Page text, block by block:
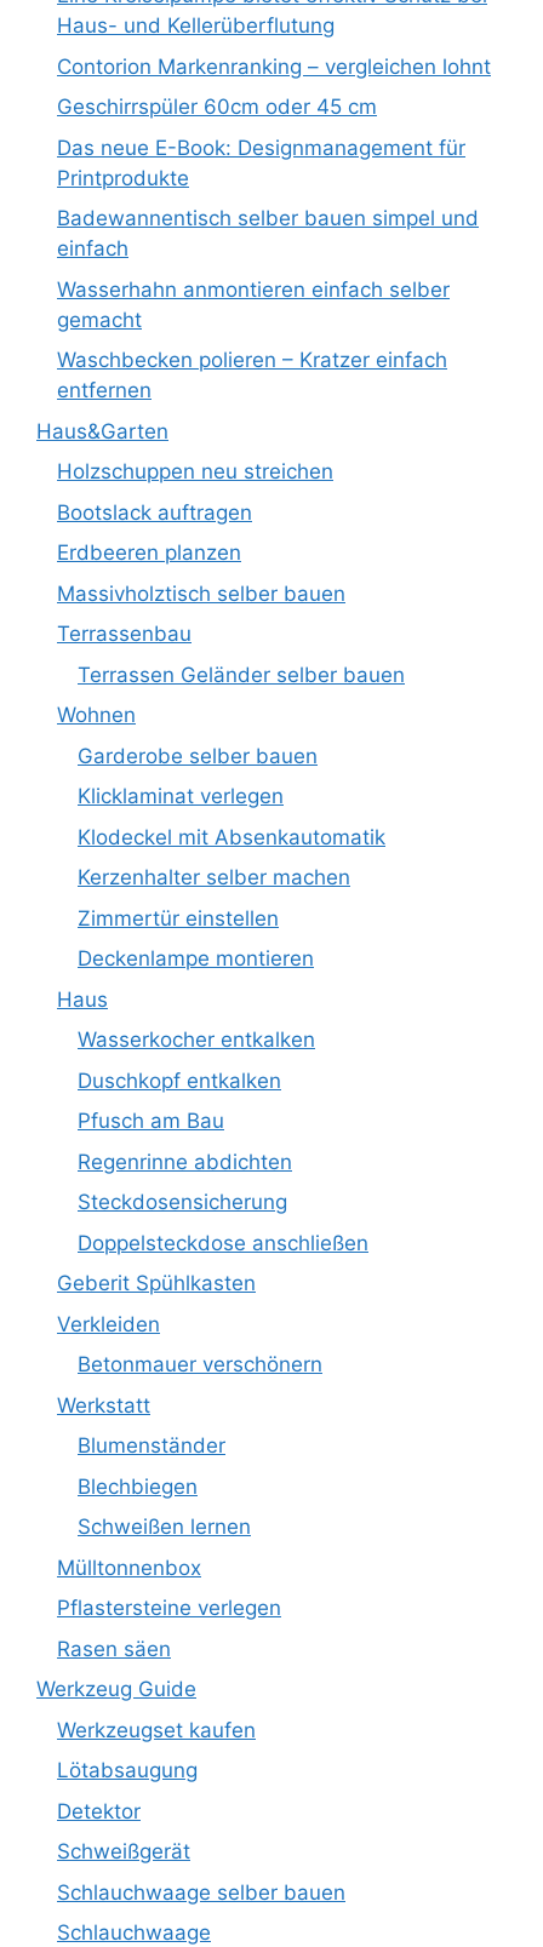
Haus- und Kellerüberflutung
Contorion Markenranking – vergleichen lohnt
Geschirrspüler 60cm oder 45 cm
Das neue E-Book: Designmanagement für
Printprodukte
Badewannentisch selber bauen simpel und
einfach
Wasserhahn anmontieren einfach selber
gemacht
Waschbecken polieren – Kratzer einfach
entfernen
Haus&Garten
Holzschuppen neu streichen
Bootslack auftragen
Erdbeeren planzen
Massivholztisch selber bauen
Terrassenbau
Terrassen Geländer selber bauen
Wohnen
Garderobe selber bauen
Klicklaminat verlegen
Klodeckel mit Absenkautomatik
Kerzenhalter selber machen
Zimmertür einstellen
Deckenlampe montieren
Haus
Wasserkocher entkalken
Duschkopf entkalken
Pfusch am Bau
Regenrinne abdichten
Steckdosensicherung
Doppelsteckdose anschließen
Geberit Spühlkasten
Verkleiden
Betonmauer verschönern
Werkstatt
Blumenständer
Blechbiegen
Schweißen lernen
Mülltonnenbox
Pflastersteine verlegen
Rasen säen
Werkzeug Guide
Werkzeugset kaufen
Lötabsaugung
Detektor
Schweißgerät
Schlauchwaage selber bauen
Schlauchwaage